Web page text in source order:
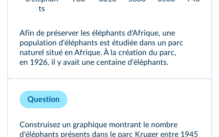
ts
Afin de préserver les éléphants d'Afrique, une
population d'éléphants est étudiée dans un parc
naturel situé en Afrique. À la création du parc,
en 1926, il y avait une centaine d'éléphants.
Question
Construisez un graphique montrant le nombre
d'éléphants présents dans le parc Kruger entre 1945